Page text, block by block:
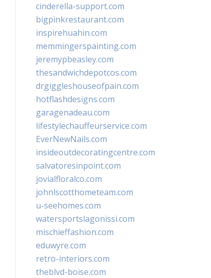
cinderella-support.com
bigpinkrestaurant.com
inspirehuahin.com
memmingerspainting.com
jeremypbeasley.com
thesandwichdepotcos.com
drgiggleshouseofpain.com
hotflashdesigns.com
garagenadeau.com
lifestylechauffeurservice.com
EverNewNails.com
insideoutdecoratingcentre.com
salvatoresinpoint.com
jovialfloralco.com
johnlscotthometeam.com
u-seehomes.com
watersportslagonissi.com
mischieffashion.com
eduwyre.com
retro-interiors.com
theblvd-boise.com